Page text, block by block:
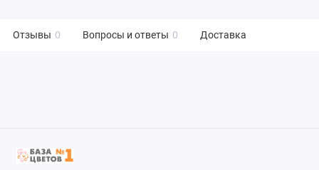
Отзывы 0 Вопросы и ответы 0 Доставка